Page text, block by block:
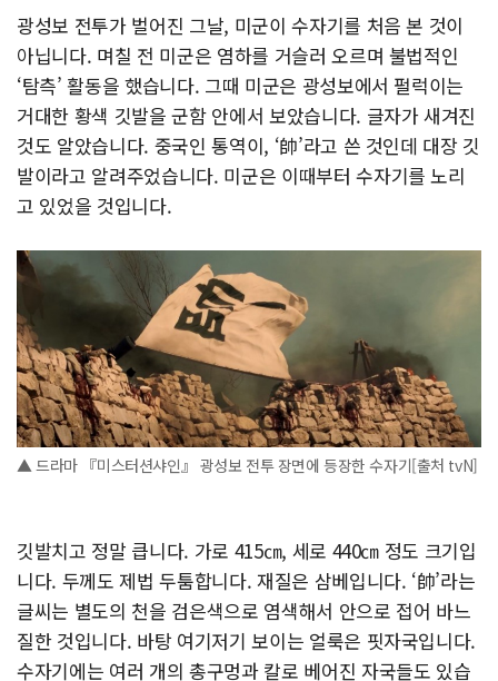
광성보 전투가 벌어진 그날, 미군이 수자기를 처음 본 것이
아닙니다. 며칠 전 미군은 염하를 거슬러 오르며 불법적인
‘탐측’ 활동을 했습니다. 그때 미군은 광성보에서 펄럭이는
거대한 황색 깃발을 군함 안에서 보았습니다. 글자가 새겨진
것도 알았습니다. 중국인 통역이, ‘帥’라고 쓴 것인데 대장 깃
발이라고 알려주었습니다. 미군은 이때부터 수자기를 노리
고 있었을 것입니다.
▲ 드라마 『미스터션샤인』 광성보 전투 장면에 등장한 수자기[출처 tvN]
깃발치고 정말 큽니다. 가로 415㎝, 세로 440㎝ 정도 크기입
니다. 두께도 제법 두툼합니다. 재질은 삼베입니다. ‘帥’라는
글씨는 별도의 천을 검은색으로 염색해서 안으로 접어 바느
질한 것입니다. 바탕 여기저기 보이는 얼룩은 핏자국입니다.
수자기에는 여러 개의 총구멍과 칼로 베어진 자국들도 있습